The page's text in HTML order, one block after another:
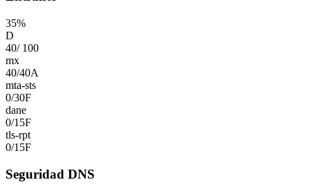
35%
D
40/ 100
mx
40/40A
mta-sts
0/30F
dane
0/15F
tls-rpt
0/15F
Seguridad DNS